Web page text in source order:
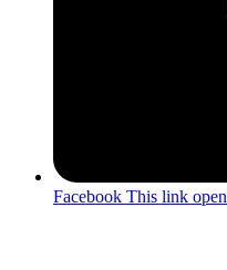
Facebook This link